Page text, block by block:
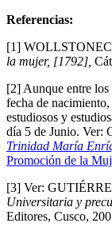
Referencias:
[1]
la mujer, [1792],
[2] Aunque entre los
fecha de
estudiosos y
día 5 de Junio.
Trinidad María
Promoción de la
[3] Ver:
Universitaria y
Editores, Cusco,